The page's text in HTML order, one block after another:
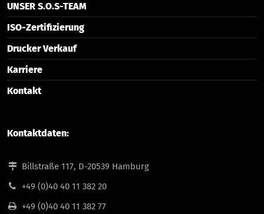
UNSER S.O.S-TEAM
ISO-Zertifizierung
Drucker Verkauf
Karriere
Kontakt
Kontaktdaten:
Billstraße 117, D-20539 Hamburg
+49 (0)40 40 11 382 20
+49 (0)40 40 11 382 77